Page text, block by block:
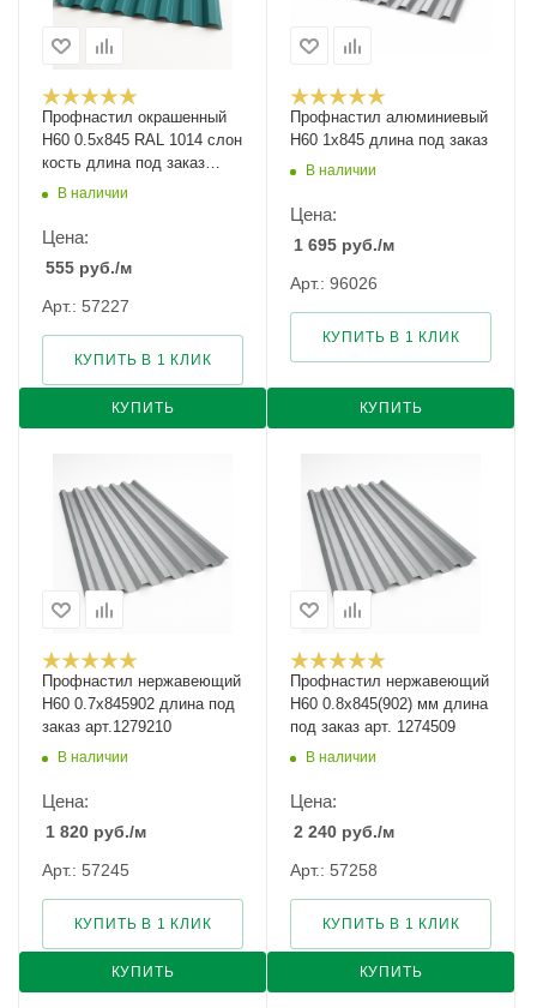
Профнастил окрашенный
Н60 0.5х845 RAL 1014 слон
кость длина под заказ
арт.1100529
В наличии
Цена:
555 руб./м
Арт.: 57227
КУПИТЬ
КУПИТЬ В 1 КЛИК
Профнастил алюминиевый
Н60 1х845 длина под заказ
В наличии
Цена:
1 695 руб./м
Арт.: 96026
КУПИТЬ
КУПИТЬ В 1 КЛИК
Профнастил нержавеющий
Н60 0.7х845902 длина под
заказ арт.1279210
В наличии
Цена:
1 820 руб./м
Арт.: 57245
КУПИТЬ
КУПИТЬ В 1 КЛИК
Профнастил нержавеющий
Н60 0.8х845(902) мм длина
под заказ арт. 1274509
В наличии
Цена:
2 240 руб./м
Арт.: 57258
КУПИТЬ
КУПИТЬ В 1 КЛИК